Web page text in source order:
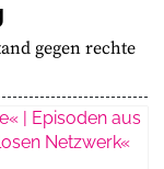
gegen rechte